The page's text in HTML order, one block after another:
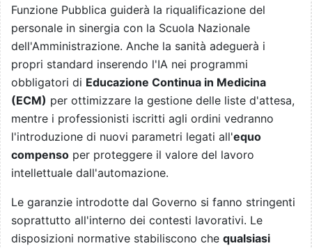
Funzione Pubblica guiderà la riqualificazione del
personale in sinergia con la Scuola Nazionale
dell'Amministrazione. Anche la sanità adeguerà i
propri standard inserendo l'IA nei programmi
obbligatori di Educazione Continua in Medicina
(ECM) per ottimizzare la gestione delle liste d'attesa,
mentre i professionisti iscritti agli ordini vedranno
l'introduzione di nuovi parametri legati all'equo
compenso per proteggere il valore del lavoro
intellettuale dall'automazione.
Le garanzie introdotte dal Governo si fanno stringenti
soprattutto all'interno dei contesti lavorativi. Le
disposizioni normative stabiliscono che qualsiasi